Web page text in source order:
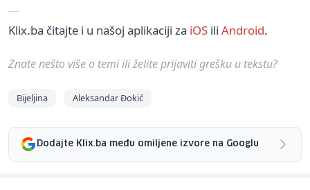
Klix.ba čitajte i u našoj aplikaciji za iOS ili Android.
Znate nešto više o temi ili želite prijaviti grešku u tekstu?
Bijeljina Aleksandar Đokić
Dodajte Klix.ba među omiljene izvore na Googlu